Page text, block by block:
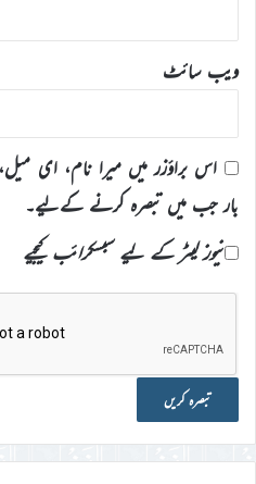
ویب‌ سائٹ
اس براؤزر میں میرا نام، ای
بار جب میں تبصرہ کرنے کےلیے۔
نیوز لیٹر کے لیے سبسکرائب کیجیے